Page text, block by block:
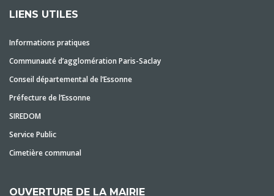
LIENS UTILES
Informations pratiques
Communauté d’agglomération Paris-Saclay
Conseil départemental de l’Essonne
Préfecture de l’Essonne
SIREDOM
Service Public
Cimetière communal
OUVERTURE DE LA MAIRIE